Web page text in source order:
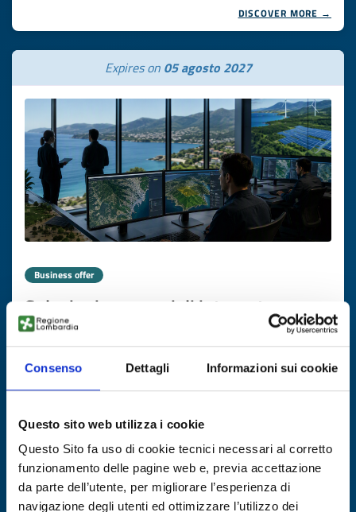
Consenso Dettagli Informazioni sui cookie
Questo sito web utilizza i cookie
Questo Sito fa uso di cookie tecnici necessari al corretto
funzionamento delle pagine web e, previa accettazione
da parte dell’utente, per migliorare l’esperienza di
navigazione degli utenti ed ottimizzare l’utilizzo dei
DISCOVER MORE →
Expires on 05 agosto 2027
Business offer
Soluzioni geospaziali integrate per
infrastrutture e gestione di asset da
azienda greca
ID: BOGR20260727002
Expires on06 agosto 2027